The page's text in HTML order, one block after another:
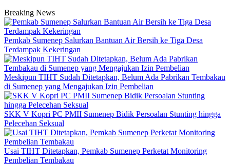
Breaking News
Pemkab Sumenep Salurkan Bantuan Air Bersih ke Tiga Desa
Terdampak Kekeringan
Meskipun TIHT Sudah Ditetapkan, Belum Ada Pabrikan Tembakau
di Sumenep yang Mengajukan Izin Pembelian
SKK V Kopri PC PMII Sumenep Bidik Persoalan Stunting hingga
Pelecehan Seksual
Usai TIHT Ditetapkan, Pemkab Sumenep Perketat Monitoring
Pembelian Tembakau